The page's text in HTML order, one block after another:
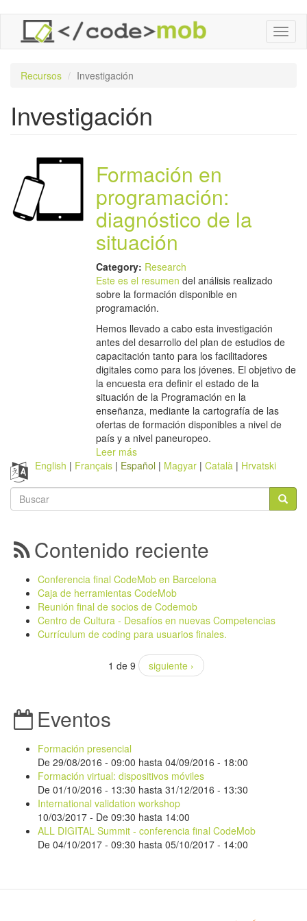
Pasar
contenido
Recursos Investigación
Investigación
Formación en
programación:
diagnóstico de la
situación
Category: Research
Este es el resumen del análisis realizado
sobre la formación disponible en
programación.
Hemos llevado a cabo esta investigación
antes del desarrollo del plan de estudios de
capacitación tanto para los facilitadores
digitales como para los jóvenes. El objetivo de
la encuesta era definir el estado de la
situación de la Programación en la
enseñanza, mediante la cartografía de las
ofertas de formación disponibles a nivel de
país y a nivel paneuropeo.
Leer más
English
Français Español Magyar Català Hrvatski
Formulario
búsqueda
Contenido reciente
Conferencia final CodeMob en Barcelona
Caja de herramientas CodeMob
Reunión final de socios de Codemob
Centro de Cultura - Desafíos en nuevas Competencias
Currículum de coding para usuarios finales.
1 de 9 siguiente ›
Eventos
Formación presencial
De 29/08/2016 - 09:00 hasta 04/09/2016 - 18:00
Formación virtual: dispositivos móviles
De 01/10/2016 - 13:30 hasta 31/12/2016 - 13:30
International validation workshop
10/03/2017 - De 09:30 hasta 14:00
ALL DIGITAL Summit - conferencia final CodeMob
De 04/10/2017 - 09:30 hasta 05/10/2017 - 14:00